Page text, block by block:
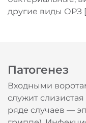
бактериальные,
другие виды ОРЗ
Патогенез
Входными
служит
ряде случаев —